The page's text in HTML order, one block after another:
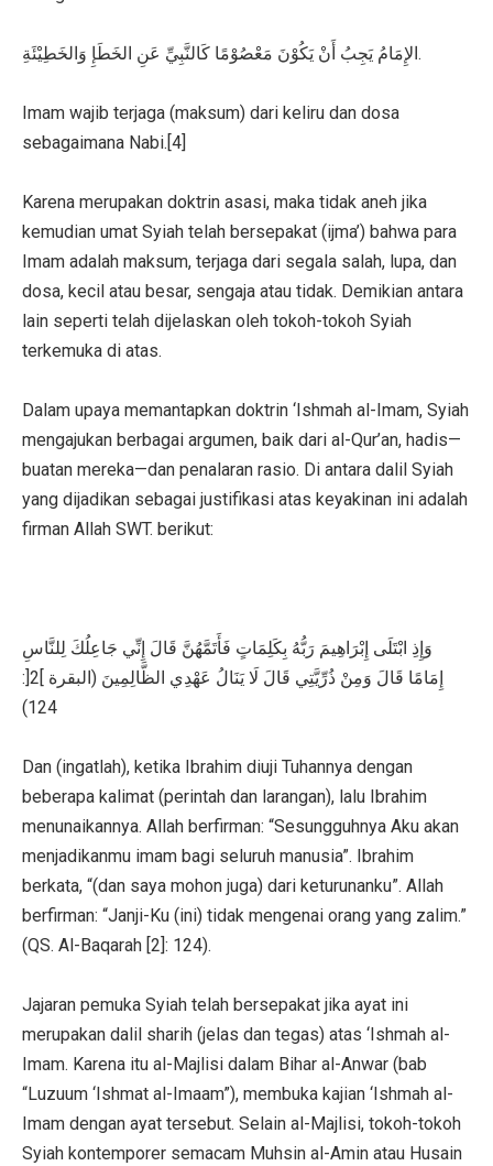
الإِمَامُ يَجِبُ أَنْ يَكُوْنَ مَعْصُوْمًا كَالنَّبِيِّ عَنِ الخَطَإِ وَالخَطِيْئَةِ.
Imam wajib terjaga (maksum) dari keliru dan dosa
sebagaimana Nabi.[4]
Karena merupakan doktrin asasi, maka tidak aneh jika
kemudian umat Syiah telah bersepakat (ijma’) bahwa para
Imam adalah maksum, terjaga dari segala salah, lupa, dan
dosa, kecil atau besar, sengaja atau tidak. Demikian antara
lain seperti telah dijelaskan oleh tokoh-tokoh Syiah
terkemuka di atas.
Dalam upaya memantapkan doktrin ‘Ishmah al-Imam, Syiah
mengajukan berbagai argumen, baik dari al-Qur’an, hadis—
buatan mereka—dan penalaran rasio. Di antara dalil Syiah
yang dijadikan sebagai justifikasi atas keyakinan ini adalah
firman Allah SWT. berikut:
وَإِذِ ابْتَلَى إِبْرَاهِيمَ رَبُّهُ بِكَلِمَاتٍ فَأَتَمَّهُنَّ قَالَ إِنِّي جَاعِلُكَ لِلنَّاسِ
إِمَامًا قَالَ وَمِنْ ذُرِّيَّتِي قَالَ لَا يَنَالُ عَهْدِي الظَّالِمِينَ (البقرة ]2[:
124)
Dan (ingatlah), ketika Ibrahim diuji Tuhannya dengan
beberapa kalimat (perintah dan larangan), lalu Ibrahim
menunaikannya. Allah berfirman: “Sesungguhnya Aku akan
menjadikanmu imam bagi seluruh manusia”. Ibrahim
berkata, “(dan saya mohon juga) dari keturunanku”. Allah
berfirman: “Janji-Ku (ini) tidak mengenai orang yang zalim.”
(QS. Al-Baqarah [2]: 124).
Jajaran pemuka Syiah telah bersepakat jika ayat ini
merupakan dalil sharih (jelas dan tegas) atas ‘Ishmah al-
Imam. Karena itu al-Majlisi dalam Bihar al-Anwar (bab
“Luzuum ‘Ishmat al-Imaam”), membuka kajian ‘Ishmah al-
Imam dengan ayat tersebut. Selain al-Majlisi, tokoh-tokoh
Syiah kontemporer semacam Muhsin al-Amin atau Husain